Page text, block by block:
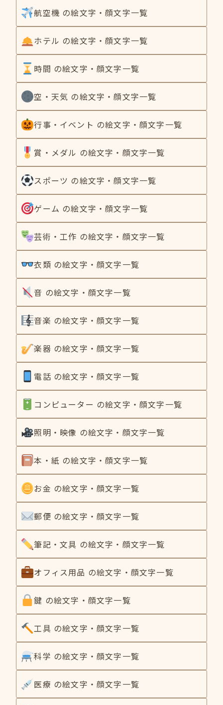
航空機 の絵文字・顔文字一覧
ホテル の絵文字・顔文字一覧
時間 の絵文字・顔文字一覧
空・天気 の絵文字・顔文字一覧
行事・イベント の絵文字・顔文字一覧
賞・メダル の絵文字・顔文字一覧
スポーツ の絵文字・顔文字一覧
ゲーム の絵文字・顔文字一覧
芸術・工作 の絵文字・顔文字一覧
衣類 の絵文字・顔文字一覧
音 の絵文字・顔文字一覧
音楽 の絵文字・顔文字一覧
楽器 の絵文字・顔文字一覧
電話 の絵文字・顔文字一覧
コンピューター の絵文字・顔文字一覧
照明・映像 の絵文字・顔文字一覧
本・紙 の絵文字・顔文字一覧
お金 の絵文字・顔文字一覧
郵便 の絵文字・顔文字一覧
筆記・文具 の絵文字・顔文字一覧
オフィス用品 の絵文字・顔文字一覧
鍵 の絵文字・顔文字一覧
工具 の絵文字・顔文字一覧
科学 の絵文字・顔文字一覧
医療 の絵文字・顔文字一覧